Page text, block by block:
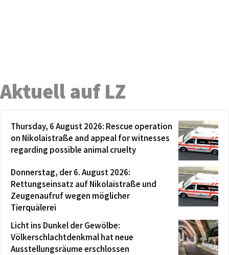
Aktuell auf LZ
Thursday, 6 August 2026: Rescue operation
on Nikolaistraße and appeal for witnesses
regarding possible animal cruelty
Donnerstag, der 6. August 2026:
Rettungseinsatz auf Nikolaistraße und
Zeugenaufruf wegen möglicher
Tierquälerei
Licht ins Dunkel der Gewölbe:
Völkerschlachtdenkmal hat neue
Ausstellungsräume erschlossen